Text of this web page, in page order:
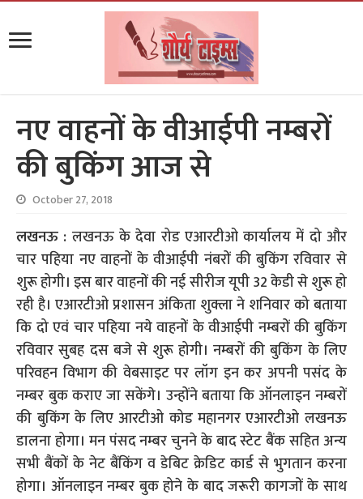
नए वाहनों के वीआईपी नम्बरों
की बुकिंग आज से
October 27, 2018
लखनऊ : लखनऊ के देवा रोड एआरटीओ कार्यालय में दो और
चार पहिया नए वाहनों के वीआईपी नंबरों की बुकिंग रविवार से
शुरू होगी। इस बार वाहनों की नई सीरीज यूपी 32 केडी से शुरू हो
रही है। एआरटीओ प्रशासन अंकिता शुक्ला ने शनिवार को बताया
कि दो एवं चार पहिया नये वाहनों के वीआईपी नम्बरों की बुकिंग
रविवार सुबह दस बजे से शुरू होगी। नम्बरों की बुकिंग के लिए
परिवहन विभाग की वेबसाइट पर लॉग इन कर अपनी पसंद के
नम्बर बुक कराए जा सकेंगे। उन्होंने बताया कि ऑनलाइन नम्बरों
की बुकिंग के लिए आरटीओ कोड महानगर एआरटीओ लखनऊ
डालना होगा। मन पंसद नम्बर चुनने के बाद स्टेट बैंक सहित अन्य
सभी बैंकों के नेट बैंकिंग व डेबिट क्रेडिट कार्ड से भुगतान करना
होगा। ऑनलाइन नम्बर बुक होने के बाद जरूरी कागजों के साथ